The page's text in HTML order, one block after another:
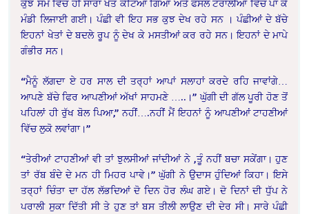
ਕੁੱਝ ਸਮੇਂ ਵਿੱਚ ਹੀ ਸਾਰਾ ਖੇਤ ਕੱਟਿਆ ਗਿਆ ਅਤੇ ਫਸਲ ਟਰਾਲੀਆਂ ਵਿੱਚ ਪਾ ਕੇ
ਮੰਡੀ ਲਿਜਾਈ ਗਈ। ਪੰਛੀ ਵੀ ਇਹ ਸਭ ਕੁਝ ਦੇਖ ਰਹੇ ਸਨ । ਪੰਛੀਆਂ ਦੇ ਬੱਚੇ
ਇਹਨਾਂ ਖੇਤਾਂ ਦੇ ਬਦਲੇ ਰੂਪ ਨੂੰ ਦੇਖ ਕੇ ਮਸਤੀਆਂ ਕਰ ਰਹੇ ਸਨ। ਇਹਨਾਂ ਦੇ ਮਾਪੇ
ਗੰਭੀਰ ਸਨ।
“ਮੈਨੂੰ ਲੱਗਦਾ ਏ ਹਰ ਸਾਲ ਦੀ ਤਰ੍ਹਾਂ ਆਪਾਂ ਸਲਾਹਾਂ ਕਰਦੇ ਰਹਿ ਜਾਵਾਂਗੇ…
ਆਪਣੇ ਬੱਚੇ ਫਿਰ ਆਪਣੀਆਂ ਅੱਖਾਂ ਸਾਹਮਣੇ …..।” ਘੁੱਗੀ ਦੀ ਗੱਲ ਪੂਰੀ ਹੋਣ ਤੋਂ
ਪਹਿਲਾਂ ਹੀ ਰੁੱਖ ਬੋਲ ਪਿਆ,” ਨਹੀਂ….ਨਹੀਂ ਮੈਂ ਇਹਨਾਂ ਨੂੰ ਆਪਣੀਆਂ ਟਾਹਣੀਆਂ
ਵਿੱਚ ਲੁਕੋ ਲਵਾਂਗਾ।”
“ਤੇਰੀਆਂ ਟਾਹਣੀਆਂ ਵੀ ਤਾਂ ਝੁਲਸੀਆਂ ਜਾਂਦੀਆਂ ਨੇ ,ਤੂੰ ਨਹੀਂ ਬਚਾ ਸਕੇਂਗਾ। ਹੁਣ
ਤਾਂ ਰੱਬ ਬੰਦੇ ਦੇ ਮਨ ਹੀ ਮਿਹਰ ਪਾਵੇ।” ਘੁੱਗੀ ਨੇ ਉਦਾਸ ਹੁੰਦਿਆਂ ਕਿਹਾ। ਇਸੇ
ਤਰ੍ਹਾਂ ਚਿੰਤਾ ਦਾ ਹੱਲ ਲੱਭਦਿਆਂ ਦੋ ਦਿਨ ਹੋਰ ਲੰਘ ਗਏ। ਦੋ ਦਿਨਾਂ ਦੀ ਧੁੱਪ ਨੇ
ਪਰਾਲੀ ਸੁਕਾ ਦਿੱਤੀ ਸੀ ਤੇ ਹੁਣ ਤਾਂ ਬਸ ਤੀਲੀ ਲਾਉਣ ਦੀ ਦੇਰ ਸੀ। ਸਾਰੇ ਪੰਛੀ